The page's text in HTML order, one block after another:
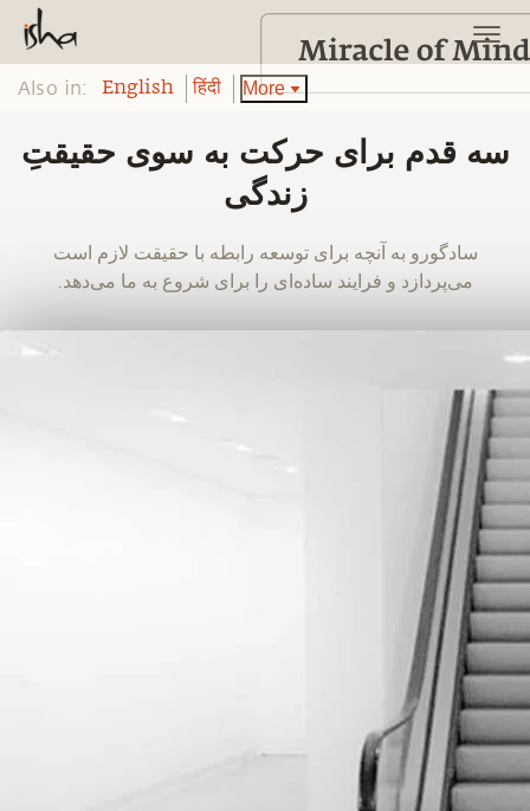
Also in: English हिंदी More
سه قدم برای حرکت به سوی حقیقتِ
زندگی
‫سادگورو به آنچه برای توسعه رابطه با حقیقت لازم است
می‌پردازد و فرایند ساده‌ای را برای شروع به ما می‌دهد.